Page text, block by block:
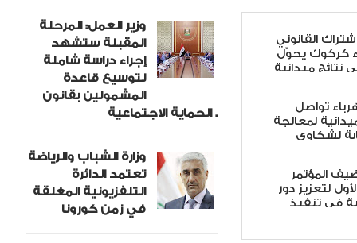
القانوني
كركوك يحوّل
نتائج ميدانية
تواصل
لمعالجة
لشكاوى
المؤتمر
لتعزيز دور
في تنفيذ
وزير العمل: المرحلة
المقبلة ستشهد
إجراء دراسة شاملة
لتوسيع قاعدة
المشمولين بقانون
الحماية الاجتماعية .
وزارة الشباب والرياضة
تعتمد الدائرة
التلفزيونية المغلقة
في زمن كورونا